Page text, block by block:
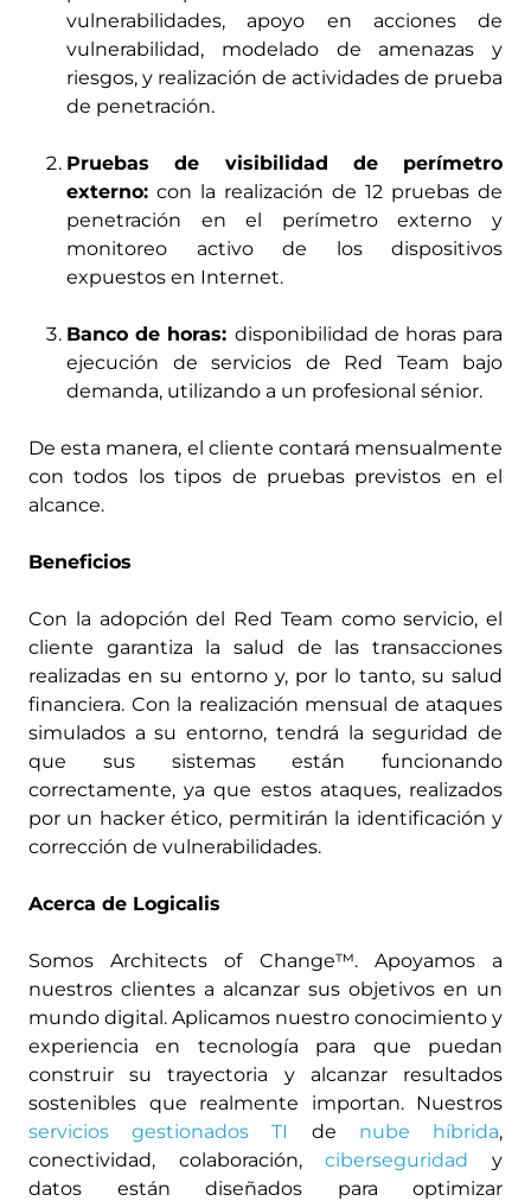
vulnerabilidades, apoyo en acciones de
vulnerabilidad, modelado de amenazas y
riesgos, y realización de actividades de prueba
de penetración.
Pruebas de visibilidad de perímetro
externo: con la realización de 12 pruebas de
penetración en el perímetro externo y
monitoreo activo de los dispositivos
expuestos en Internet.
Banco de horas: disponibilidad de horas para
ejecución de servicios de Red Team bajo
demanda, utilizando a un profesional sénior.
De esta manera, el cliente contará mensualmente
con todos los tipos de pruebas previstos en el
alcance.
Beneficios
Con la adopción del Red Team como servicio, el
cliente garantiza la salud de las transacciones
realizadas en su entorno y, por lo tanto, su salud
financiera. Con la realización mensual de ataques
simulados a su entorno, tendrá la seguridad de
que sus sistemas están funcionando
correctamente, ya que estos ataques, realizados
por un hacker ético, permitirán la identificación y
corrección de vulnerabilidades.
Acerca de Logicalis
Somos Architects of Change™. Apoyamos a
nuestros clientes a alcanzar sus objetivos en un
mundo digital. Aplicamos nuestro conocimiento y
experiencia en tecnología para que puedan
construir su trayectoria y alcanzar resultados
sostenibles que realmente importan. Nuestros
servicios gestionados TI
de nube híbrida,
conectividad, colaboración,ciberseguridad y
datos están diseñados para optimizar